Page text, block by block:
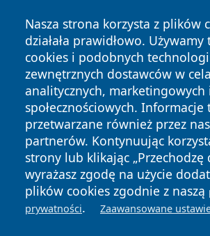
Nasza strona korzysta z plików
działała prawidłowo.
cookies i podobnych
zewnętrznych dostawców w
analitycznych, marketingowych i
społecznościowych. Informacje
przetwarzane również przez
partnerów. Kontynuując
strony lub klikając „Przechodzę
wyrażasz zgodę na użycie
plików cookies zgodnie z naszą
prywatności. Zaawansowane
Copyright © 2026 zawiercieonline.pl
zastrzeżone.
News Autorzy
Polityka
Prywatności